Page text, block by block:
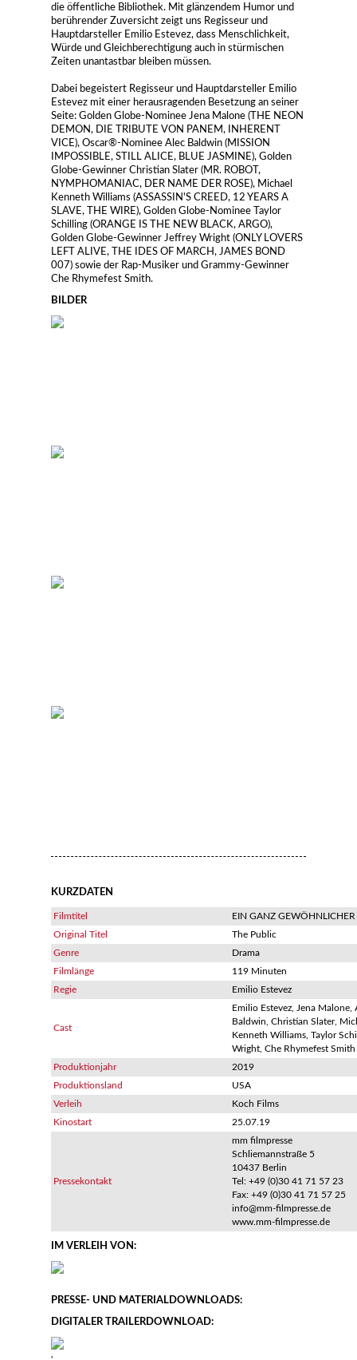
die öffentliche Bibliothek. Mit glänzendem Humor und
berührender Zuversicht zeigt uns Regisseur und
Hauptdarsteller Emilio Estevez, dass Menschlichkeit,
Würde und Gleichberechtigung auch in stürmischen
Zeiten unantastbar bleiben müssen.
Dabei begeistert Regisseur und Hauptdarsteller Emilio
Estevez mit einer herausragenden Besetzung an seiner
Seite: Golden Globe-Nominee Jena Malone (THE NEON
DEMON, DIE TRIBUTE VON PANEM, INHERENT
VICE), Oscar®-Nominee Alec Baldwin (MISSION
IMPOSSIBLE, STILL ALICE, BLUE JASMINE), Golden
Globe-Gewinner Christian Slater (MR. ROBOT,
NYMPHOMANIAC, DER NAME DER ROSE), Michael
Kenneth Williams (ASSASSIN'S CREED, 12 YEARS A
SLAVE, THE WIRE), Golden Globe-Nominee Taylor
Schilling (ORANGE IS THE NEW BLACK, ARGO),
Golden Globe-Gewinner Jeffrey Wright (ONLY LOVERS
LEFT ALIVE, THE IDES OF MARCH, JAMES BOND
007) sowie der Rap-Musiker und Grammy-Gewinner
Che Rhymefest Smith.
BILDER
KURZDATEN
Filmtitel
EIN GANZ
Original Titel
The Public
Genre
Drama
Filmlänge
119 Minuten
Regie
Emilio Estevez
Cast
Emilio Estevez, Jena Malone,
Baldwin, Christian Slater,
Kenneth Williams, Taylor
Wright, Che Rhymefest Smith
Produktionjahr
2019
Produktionsland
USA
Verleih
Koch Films
Kinostart
25.07.19
Pressekontakt
mm filmpresse
Schliemannstraße 5
10437 Berlin
Tel: +49 (0)30 41 71 57 23
Fax: +49 (0)30 41 71 57 25
info@mm-filmpresse.de
www.mm-filmpresse.de
IM VERLEIH VON:
PRESSE- UND MATERIALDOWNLOADS:
DIGITALER TRAILERDOWNLOAD: